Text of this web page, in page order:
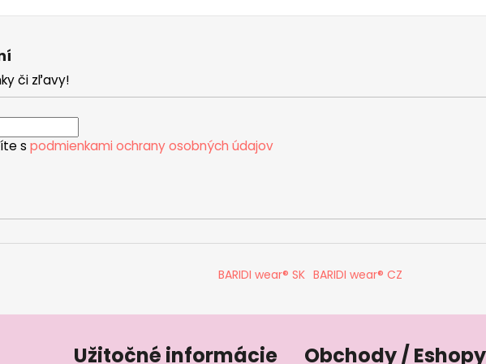
či zľavy!
s podmienkami ochrany osobných údajov
BARIDI wear® SK BARIDI wear® CZ
Užitočné informácie Obchody / Eshopy